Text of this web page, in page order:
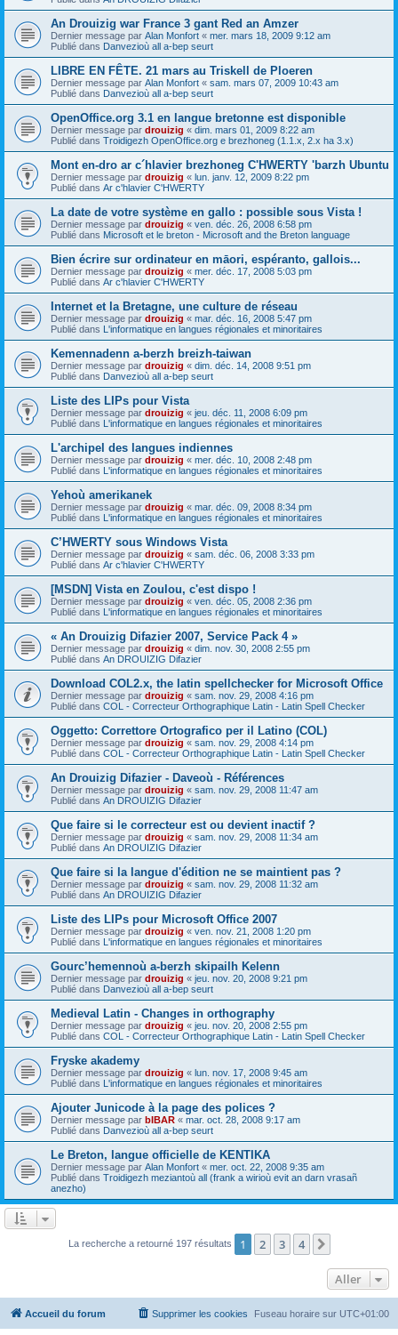
An Drouizig war France 3 gant Red an Amzer
Dernier message par Alan Monfort « mer. mars 18, 2009 9:12 am
Publié dans Danvezioù all a-bep seurt
LIBRE EN FÊTE. 21 mars au Triskell de Ploeren
Dernier message par Alan Monfort « sam. mars 07, 2009 10:43 am
Publié dans Danvezioù all a-bep seurt
OpenOffice.org 3.1 en langue bretonne est disponible
Dernier message par drouizig « dim. mars 01, 2009 8:22 am
Publié dans Troidigezh OpenOffice.org e brezhoneg (1.1.x, 2.x ha 3.x)
Mont en-dro ar c´hlavier brezhoneg C'HWERTY 'barzh Ubuntu
Dernier message par drouizig « lun. janv. 12, 2009 8:22 pm
Publié dans Ar c'hlavier C'HWERTY
La date de votre système en gallo : possible sous Vista !
Dernier message par drouizig « ven. déc. 26, 2008 6:58 pm
Publié dans Microsoft et le breton - Microsoft and the Breton language
Bien écrire sur ordinateur en māori, espéranto, gallois...
Dernier message par drouizig « mer. déc. 17, 2008 5:03 pm
Publié dans Ar c'hlavier C'HWERTY
Internet et la Bretagne, une culture de réseau
Dernier message par drouizig « mar. déc. 16, 2008 5:47 pm
Publié dans L'informatique en langues régionales et minoritaires
Kemennadenn a-berzh breizh-taiwan
Dernier message par drouizig « dim. déc. 14, 2008 9:51 pm
Publié dans Danvezioù all a-bep seurt
Liste des LIPs pour Vista
Dernier message par drouizig « jeu. déc. 11, 2008 6:09 pm
Publié dans L'informatique en langues régionales et minoritaires
L'archipel des langues indiennes
Dernier message par drouizig « mer. déc. 10, 2008 2:48 pm
Publié dans L'informatique en langues régionales et minoritaires
Yehoù amerikanek
Dernier message par drouizig « mar. déc. 09, 2008 8:34 pm
Publié dans L'informatique en langues régionales et minoritaires
C’HWERTY sous Windows Vista
Dernier message par drouizig « sam. déc. 06, 2008 3:33 pm
Publié dans Ar c'hlavier C'HWERTY
[MSDN] Vista en Zoulou, c'est dispo !
Dernier message par drouizig « ven. déc. 05, 2008 2:36 pm
Publié dans L'informatique en langues régionales et minoritaires
« An Drouizig Difazier 2007, Service Pack 4 »
Dernier message par drouizig « dim. nov. 30, 2008 2:55 pm
Publié dans An DROUIZIG Difazier
Download COL2.x, the latin spellchecker for Microsoft Office
Dernier message par drouizig « sam. nov. 29, 2008 4:16 pm
Publié dans COL - Correcteur Orthographique Latin - Latin Spell Checker
Oggetto: Correttore Ortografico per il Latino (COL)
Dernier message par drouizig « sam. nov. 29, 2008 4:14 pm
Publié dans COL - Correcteur Orthographique Latin - Latin Spell Checker
An Drouizig Difazier - Daveoù - Références
Dernier message par drouizig « sam. nov. 29, 2008 11:47 am
Publié dans An DROUIZIG Difazier
Que faire si le correcteur est ou devient inactif ?
Dernier message par drouizig « sam. nov. 29, 2008 11:34 am
Publié dans An DROUIZIG Difazier
Que faire si la langue d'édition ne se maintient pas ?
Dernier message par drouizig « sam. nov. 29, 2008 11:32 am
Publié dans An DROUIZIG Difazier
Liste des LIPs pour Microsoft Office 2007
Dernier message par drouizig « ven. nov. 21, 2008 1:20 pm
Publié dans L'informatique en langues régionales et minoritaires
Gourc’hemennoù a-berzh skipailh Kelenn
Dernier message par drouizig « jeu. nov. 20, 2008 9:21 pm
Publié dans Danvezioù all a-bep seurt
Medieval Latin - Changes in orthography
Dernier message par drouizig « jeu. nov. 20, 2008 2:55 pm
Publié dans COL - Correcteur Orthographique Latin - Latin Spell Checker
Fryske akademy
Dernier message par drouizig « lun. nov. 17, 2008 9:45 am
Publié dans L'informatique en langues régionales et minoritaires
Ajouter Junicode à la page des polices ?
Dernier message par bIBAR « mar. oct. 28, 2008 9:17 am
Publié dans Danvezioù all a-bep seurt
Le Breton, langue officielle de KENTIKA
Dernier message par Alan Monfort « mer. oct. 22, 2008 9:35 am
Publié dans Troidigezh meziantoù all (frank a wirioù evit an darn vrasañ
anezho)
La recherche a retourné 197 résultats 1 2 3 4
Aller
Accueil du forum Fuseau horaire sur UTC+01:00
Supprimer les cookies